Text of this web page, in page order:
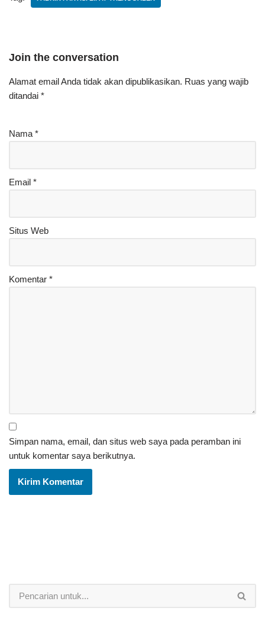
Join the conversation
Alamat email Anda tidak akan dipublikasikan. Ruas yang wajib
ditandai *
Nama *
Email *
Situs Web
Komentar *
Simpan nama, email, dan situs web saya pada peramban ini
untuk komentar saya berikutnya.